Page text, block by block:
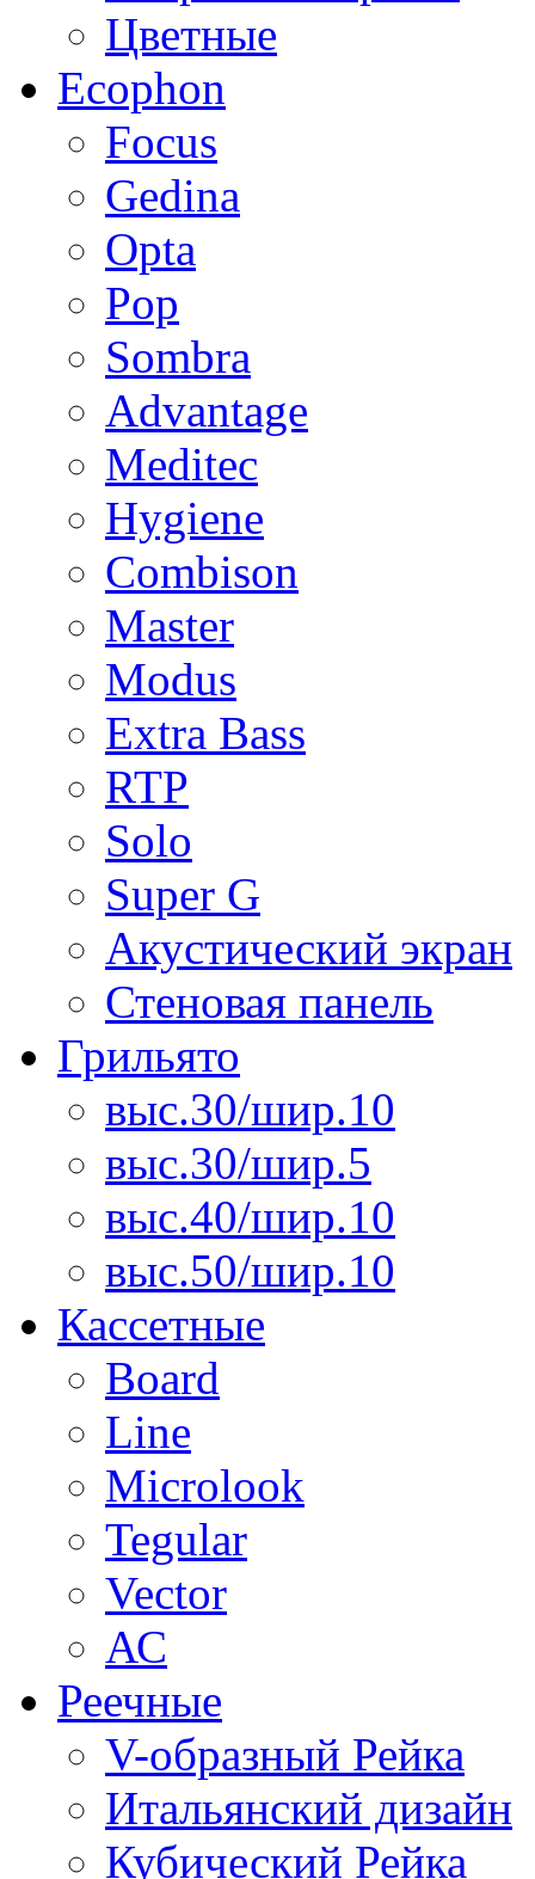
Цветные
Ecophon
Focus
Gedina
Opta
Pop
Sombra
Advantage
Meditec
Hygiene
Combison
Master
Modus
Extra Bass
RTP
Solo
Super G
Акустический экран
Стеновая панель
Грильято
выс.30/шир.10
выс.30/шир.5
выс.40/шир.10
выс.50/шир.10
Кассетные
Board
Line
Microlook
Tegular
Vector
АС
Реечные
V-образный Рейка
Итальянский дизайн
Кубический Рейка